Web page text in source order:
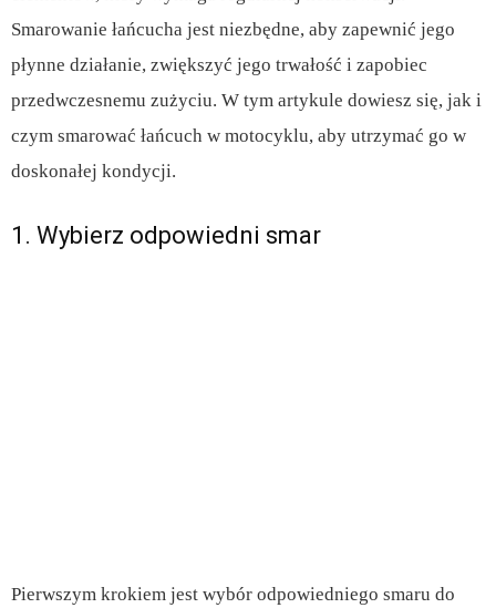
Smarowanie łańcucha jest niezbędne, aby zapewnić jego
płynne działanie, zwiększyć jego trwałość i zapobiec
przedwczesnemu zużyciu. W tym artykule dowiesz się, jak i
czym smarować łańcuch w motocyklu, aby utrzymać go w
doskonałej kondycji.
1. Wybierz odpowiedni smar
Pierwszym krokiem jest wybór odpowiedniego smaru do